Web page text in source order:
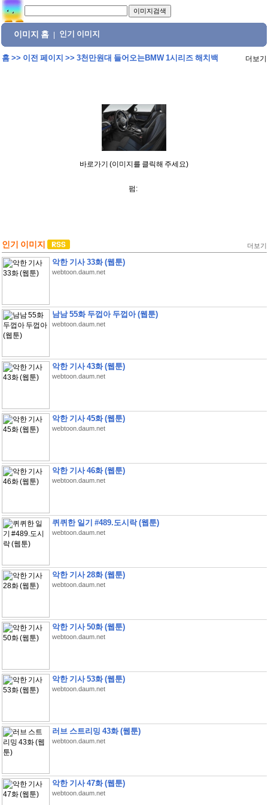
이미지 홈 인기 이미지
홈>> 이전 페이지 >> 3천만원대 들어오는BMW 1시리즈 해치백 더보기
바로가기 (이미지를 클릭해 주세요)
펌:
인기 이미지 더보기
악한 기사 33화 (웹툰)
webtoon.daum.net
남남 55화 두껍아 두껍아 (웹툰)
webtoon.daum.net
악한 기사 43화 (웹툰)
webtoon.daum.net
악한 기사 45화 (웹툰)
webtoon.daum.net
악한 기사 46화 (웹툰)
webtoon.daum.net
퀴퀴한 일기 #489.도시락 (웹툰)
webtoon.daum.net
악한 기사 28화 (웹툰)
webtoon.daum.net
악한 기사 50화 (웹툰)
webtoon.daum.net
악한 기사 53화 (웹툰)
webtoon.daum.net
러브 스트리밍 43화 (웹툰)
webtoon.daum.net
악한 기사 47화 (웹툰)
webtoon.daum.net